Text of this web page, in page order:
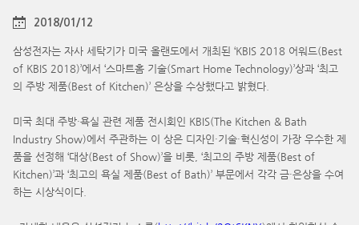
2018/01/12
삼성전자는 자사 세탁기가 미국 올랜도에서 개최된 ‘KBIS 2018 어워드(Best
of KBIS 2018)’에서 ‘스마트홈 기술(Smart Home Technology)’상과 ‘최고
의 주방 제품(Best of Kitchen)’ 은상을 수상했다고 밝혔다.
미국 최대 주방·욕실 관련 제품 전시회인 KBIS(The Kitchen & Bath
Industry Show)에서 주관하는 이 상은 디자인·기술·혁신성이 가장 우수한 제
품을 선정해 ‘대상(Best of Show)’을 비롯, ‘최고의 주방 제품(Best of
Kitchen)’과 ‘최고의 욕실 제품(Best of Bath)’ 부문에서 각각 금·은상을 수여
하는 시상식이다.